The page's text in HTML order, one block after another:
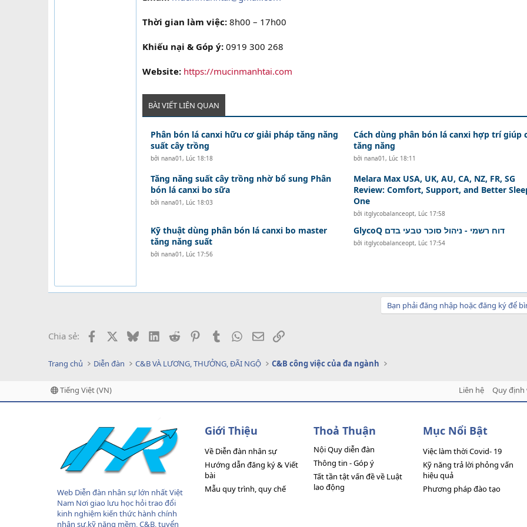
Thời gian làm việc: 8h00 – 17h00
Khiếu nại & Góp ý: 0919 300 268
Website: https://mucinmanhtai.com
BÀI VIẾT LIÊN QUAN
Phân bón lá canxi hữu cơ giải pháp tăng năng
suất cây trồng
bởi nana01, Lúc 18:18
Cách dùng phân bón lá canxi hợp trí giúp
tăng năng
bởi nana01, Lúc 18:11
Tăng năng suất cây trồng nhờ bổ sung Phân
bón lá canxi bo sữa
bởi nana01, Lúc 18:03
Melara Max USA, UK, AU, CA, NZ, FR, SG
Review: Comfort, Support, and Better
One
bởi itglycobalanceopt, Lúc 17:58
Kỹ thuật dùng phân bón lá canxi bo master
tăng năng suất
bởi nana01, Lúc 17:56
GlycoQ דוח רשמי - ניהול סוכר טבעי בדם
bởi itglycobalanceopt, Lúc 17:54
Bạn phải đăng nhập hoặc đăng ký để
Chia sẻ: Facebook BlueskyLinkedIn
Reddit PinterestTumblr WhatsApp
EmailLink
Trang chủ Diễn đàn C&B VÀ LƯƠNG, THƯỞNG, ĐÃI NGỘ C&B công việc của đa ngành
Tiếng Việt (VN) Liên hệ Quy định
Web Diễn đàn nhân sự lớn nhất Việt
Nam Nơi giao lưu học hỏi trao đổi
kinh nghiệm kiến thức hành chính
nhân sự,kỹ năng mềm, C&B, tuyển
Giới Thiệu
Về Diễn đàn nhân sự
Hướng dẫn đăng ký & Viết
bài
Mẫu quy trình, quy chế
Thoả Thuận
Nội Quy diễn đàn
Thông tin - Góp ý
Tất tần tật vấn đề về Luật
lao động
Mục Nổi Bật
Việc làm thời Covid- 19
Kỹ năng trả lời phỏng vấn
hiệu quả
Phương pháp đào tạo